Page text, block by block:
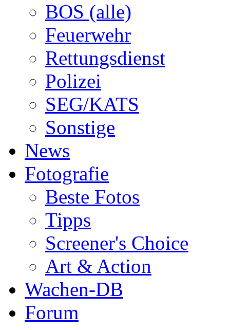
BOS (alle)
Feuerwehr
Rettungsdienst
Polizei
SEG/KATS
Sonstige
News
Fotografie
Beste Fotos
Tipps
Screener's Choice
Art & Action
Wachen-DB
Forum